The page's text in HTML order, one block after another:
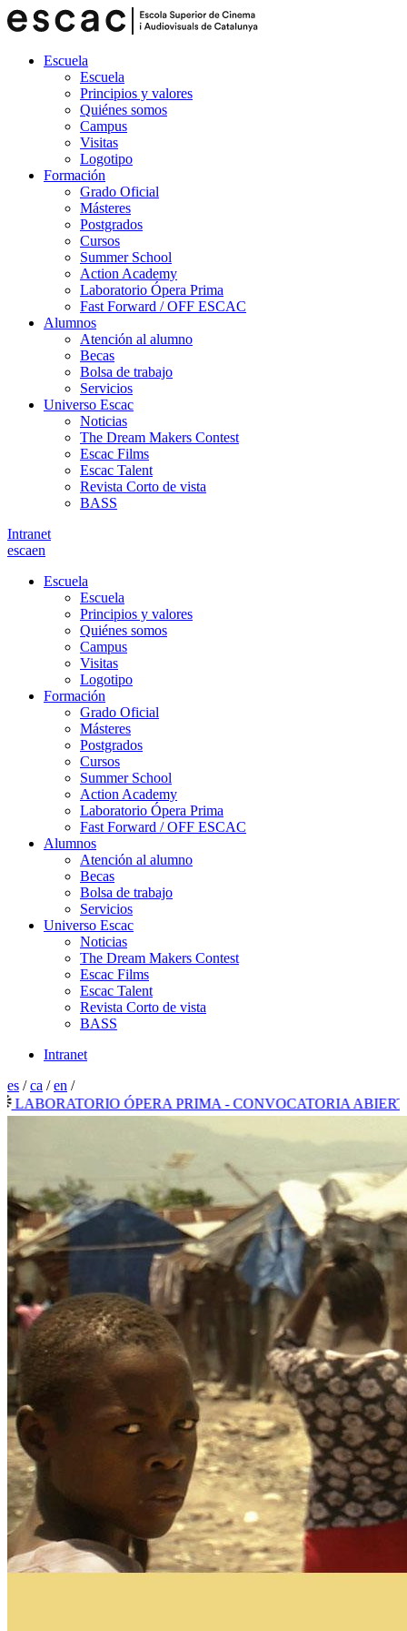
Escuela
Escuela
Principios y valores
Quiénes somos
Campus
Visitas
Logotipo
Formación
Grado Oficial
Másteres
Postgrados
Cursos
Summer School
Action Academy
Laboratorio Ópera Prima
Fast Forward / OFF ESCAC
Alumnos
Atención al alumno
Becas
Bolsa de trabajo
Servicios
Universo Escac
Noticias
The Dream Makers Contest
Escac Films
Escac Talent
Revista Corto de vista
BASS
Intranet
escaen
Escuela
Escuela
Principios y valores
Quiénes somos
Campus
Visitas
Logotipo
Formación
Grado Oficial
Másteres
Postgrados
Cursos
Summer School
Action Academy
Laboratorio Ópera Prima
Fast Forward / OFF ESCAC
Alumnos
Atención al alumno
Becas
Bolsa de trabajo
Servicios
Universo Escac
Noticias
The Dream Makers Contest
Escac Films
Escac Talent
Revista Corto de vista
BASS
Intranet
es /ca /en /
ÓPERA PRIMA - CONVOCATORIA ABIERTA